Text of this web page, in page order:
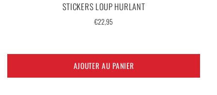
STICKERS LOUP HURLANT
Prix
€22,95
AJOUTER AU PANIER